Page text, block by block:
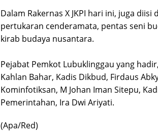
Dalam Rakernas X JKPI hari ini, juga
pertukaran cenderamata, pentas seni
kirab budaya nusantara.
Pejabat Pemkot Lubuklinggau yang
Kahlan Bahar, Kadis Dikbud, Firdaus
Kominfotiksan, M Johan Iman Sitepu,
Pemerintahan, Ira Dwi Ariyati.
(Apa/Red)